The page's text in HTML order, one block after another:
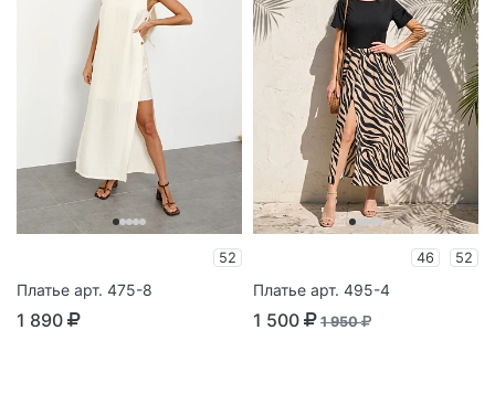
52
Платье арт. 475-8
1 890
46 52
Платье арт. 495-4
1 500 1 950